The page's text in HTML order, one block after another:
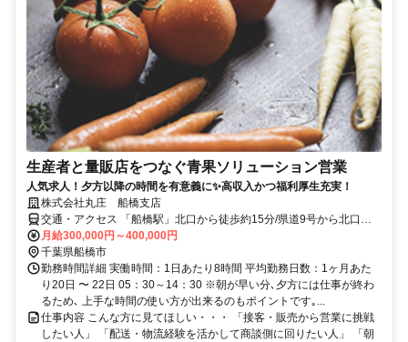
生産者と量販店をつなぐ青果ソリューション営業
人気求人！夕方以降の時間を有意義に✨高収入かつ福利厚生充実！
株式会社丸庄 船橋支店
交通・アクセス 「船橋駅」北口から徒歩約15分/県道9号から北口十
字路を入ってから車で2分。
月給300,000円～400,000円
千葉県船橋市
勤務時間詳細 実働時間：1日あたり8時間 平均勤務日数：1ヶ月あた
り20日 〜 22日 05：30～14：30 ※朝が早い分､夕方には仕事が終わ
るため､ 上手な時間の使い方が出来るのもポイントです｡...
仕事内容 こんな方に見てほしい・・・ 「接客・販売から営業に挑戦
したい人」 「配送・物流経験を活かして商談側に回りたい人」 「朝